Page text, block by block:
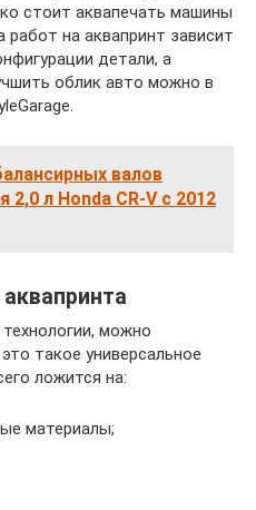
стоит аквапечать машины
на аквапринт зависит
детали, а
облик авто можно в
валов
2,0 л Honda CR-V с 2012
можно
такое универсальное
ложится на:
материалы;